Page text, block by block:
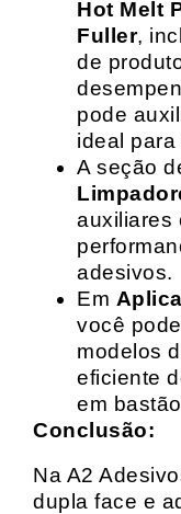
Hot Melt
Fuller,
de
pode
ideal
A seção
auxiliares
adesivos.
Em
você
modelos
eficiente
em
Conclusão:
Na A2
dupla face e